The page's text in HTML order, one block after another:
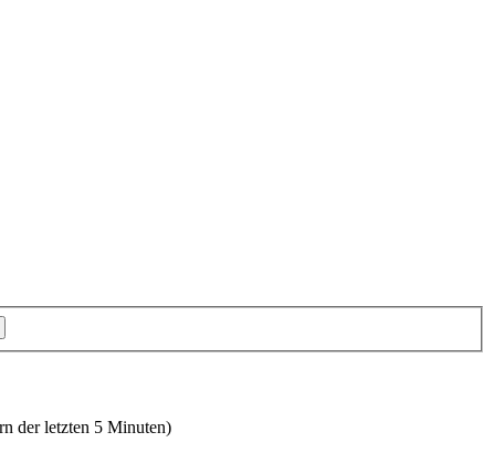
der letzten 5 Minuten)